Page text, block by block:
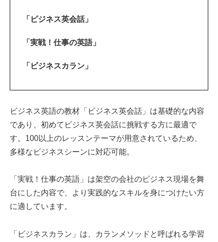
「ビジネス英会話」
「実戦！仕事の英語」
「ビジネスカラン」
ビジネス英語の教材「ビジネス英会話」は基礎的な内容
であり、初めてビジネス英会話に挑戦する方に最適で
す。100以上のレッスンテーマが用意されているため、
多様なビジネスシーンに対応可能。
「実戦！仕事の英語」は架空の会社のビジネス現場を舞
台にした内容で、より実践的なスキルを身につけたい方
に適しています。
「ビジネスカラン」は、カランメソッドと呼ばれる学習